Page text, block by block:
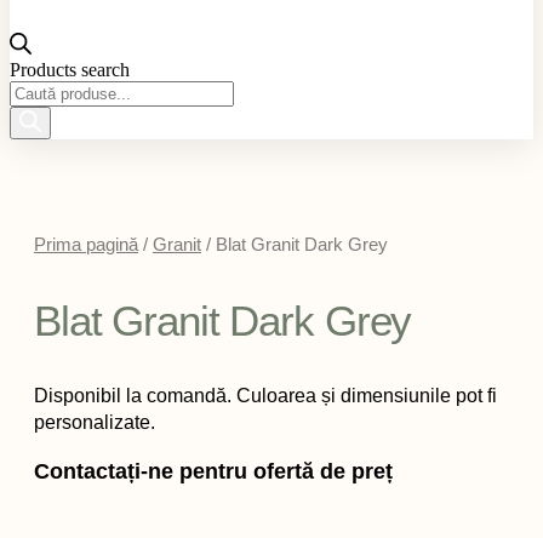
Products search
Prima pagină / Granit / Blat Granit Dark Grey
Blat Granit Dark Grey
Disponibil la comandă. Culoarea și dimensiunile pot fi
personalizate.
Contactați-ne pentru ofertă de preț